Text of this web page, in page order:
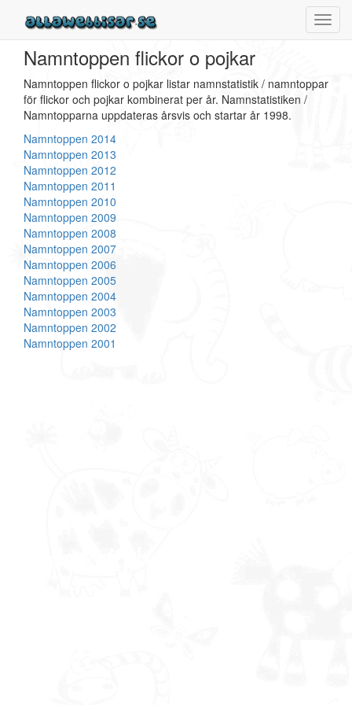
Namntoppen flickor o pojkar
Namntoppen flickor o pojkar listar namnstatistik / namntoppar
för flickor och pojkar kombinerat per år. Namnstatistiken /
Namntopparna uppdateras årsvis och startar år 1998.
Namntoppen 2014
Namntoppen 2013
Namntoppen 2012
Namntoppen 2011
Namntoppen 2010
Namntoppen 2009
Namntoppen 2008
Namntoppen 2007
Namntoppen 2006
Namntoppen 2005
Namntoppen 2004
Namntoppen 2003
Namntoppen 2002
Namntoppen 2001